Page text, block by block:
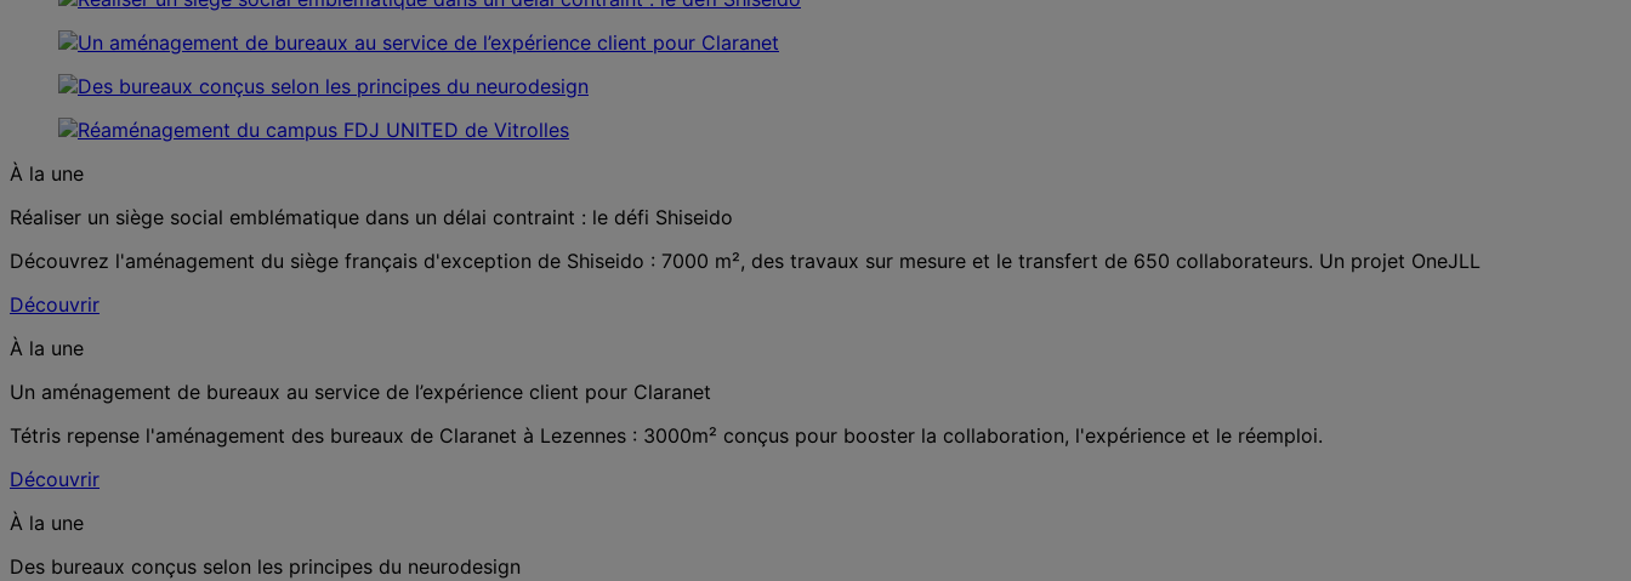
À la une
Réaliser un siège social emblématique dans un délai contraint : le défi Shiseido
Découvrez l'aménagement du siège français d'exception de Shiseido : 7000 m², des travaux sur mesure et le transfert de 650 collaborateurs. Un projet OneJLL
Découvrir
À la une
Un aménagement de bureaux au service de l’expérience client pour Claranet
Tétris repense l'aménagement des bureaux de Claranet à Lezennes : 3000m² conçus pour booster la collaboration, l'expérience et le réemploi.
Découvrir
À la une
Des bureaux conçus selon les principes du neurodesign